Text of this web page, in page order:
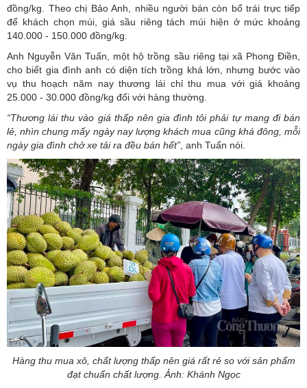
đồng/kg. Theo chị Bảo Anh, nhiều người bán còn bổ trái trực tiếp
để khách chọn múi, giá sầu riêng tách múi hiện ở mức khoảng
140.000 - 150.000 đồng/kg.
Anh Nguyễn Văn Tuấn, một hộ trồng sầu riêng tại xã Phong Điền,
cho biết gia đình anh có diện tích trồng khá lớn, nhưng bước vào
vụ thu hoạch năm nay thương lái chỉ thu mua với giá khoảng
25.000 - 30.000 đồng/kg đối với hàng thường.
“Thương lái thu vào giá thấp nên gia đình tôi phải tự mang đi bán
lẻ, nhìn chung mấy ngày nay lượng khách mua cũng khá đông, mỗi
ngày gia đình chở xe tải ra đều bán hết” , anh Tuấn nói.
Hàng thu mua xô, chất lượng thấp nên giá rất rẻ so với sản phẩm
đạt chuẩn chất lượng. Ảnh: Khánh Ngọc